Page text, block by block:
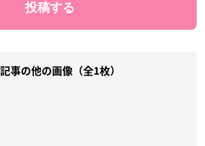
事の他の画像（全1枚）